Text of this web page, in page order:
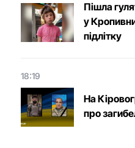
Пішла
у
підлітку
18:19
На
про